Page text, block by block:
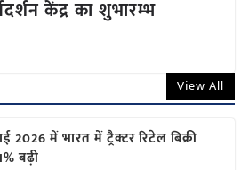
केंद्र का शुभारम्भ
View All
2026 में भारत में ट्रैक्टर रिटेल बिक्री
बढ़ी